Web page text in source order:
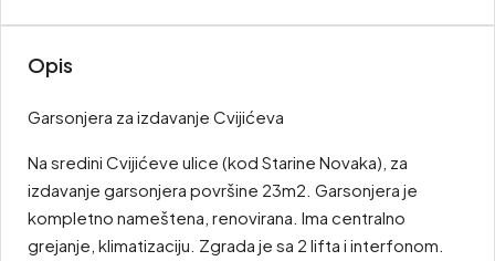
Opis
Garsonjera za izdavanje Cvijićeva
Na sredini Cvijićeve ulice (kod Starine Novaka), za
izdavanje garsonjera površine 23m2. Garsonjera je
kompletno nameštena, renovirana. Ima centralno
grejanje, klimatizaciju. Zgrada je sa 2 lifta i interfonom.